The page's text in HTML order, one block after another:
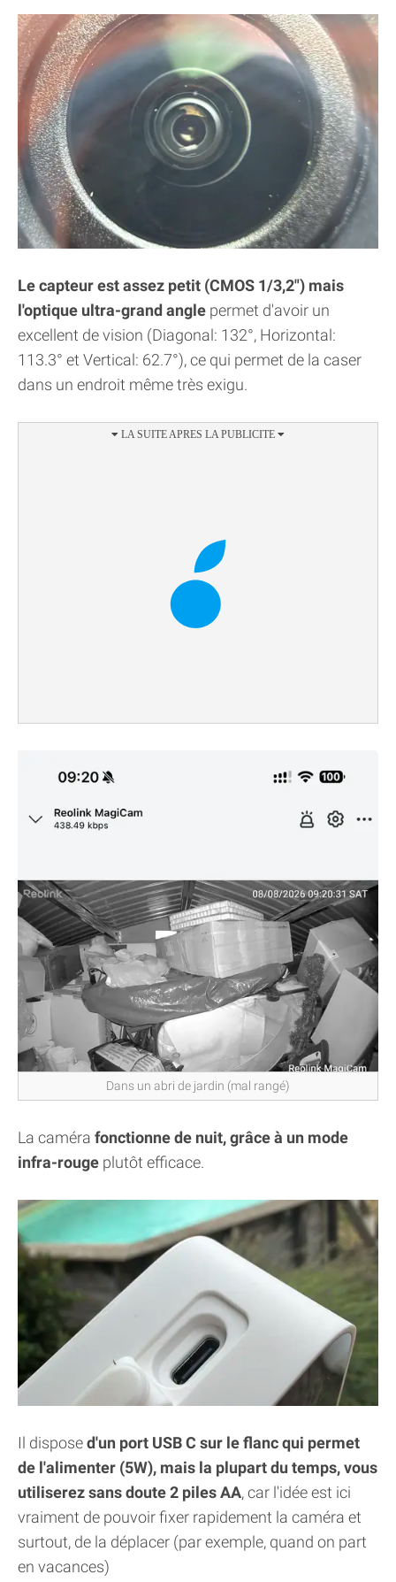
Le capteur est assez petit (CMOS 1/3,2") mais
l'optique ultra-grand angle permet d'avoir un
excellent de vision (Diagonal: 132°, Horizontal:
113.3° et Vertical: 62.7°), ce qui permet de la caser
dans un endroit même très exigu.
Dans un abri de jardin (mal rangé)
La caméra fonctionne de nuit, grâce à un mode
infra-rouge plutôt efficace.
Il disposed'un port USB C sur le flanc qui permet
de l'alimenter (5W), mais la plupart du temps, vous
utiliserez sans doute 2 piles AA, car l'idée est ici
vraiment de pouvoir fixer rapidement la caméra et
surtout, de la déplacer (par exemple, quand on part
en vacances)